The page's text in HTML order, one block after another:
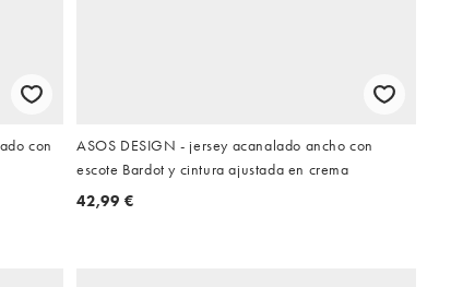
con
ASOS DESIGN - jersey acanalado ancho con
escote Bardot y cintura ajustada en crema
42,99 €